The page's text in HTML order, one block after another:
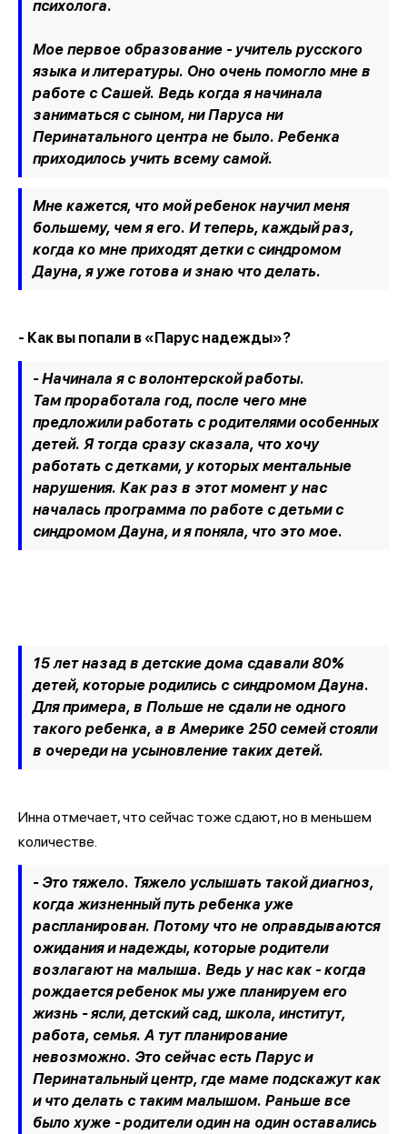
психолога.
Мое первое образование - учитель русского
языка и литературы. Оно очень помогло мне в
работе с Сашей. Ведь когда я начинала
заниматься с сыном, ни Паруса ни
Перинатального центра не было. Ребенка
приходилось учить всему самой.
Мне кажется, что мой ребенок научил меня
большему, чем я его. И теперь, каждый раз,
когда ко мне приходят детки с синдромом
Дауна, я уже готова и знаю что делать.
- Как вы попали в «Парус надежды»?
- Начинала я с волонтерской работы.
Там проработала год, после чего мне
предложили работать с родителями особенных
детей. Я тогда сразу сказала, что хочу
работать с детками, у которых ментальные
нарушения. Как раз в этот момент у нас
началась программа по работе с детьми с
синдромом Дауна, и я поняла, что это мое.
15 лет назад в детские дома сдавали 80%
детей, которые родились с синдромом Дауна.
Для примера, в Польше не сдали не одного
такого ребенка, а в Америке 250 семей стояли
в очереди на усыновление таких детей.
Инна отмечает, что сейчас тоже сдают, но в меньшем
количестве.
- Это тяжело. Тяжело услышать такой диагноз,
когда жизненный путь ребенка уже
распланирован. Потому что не оправдываются
ожидания и надежды, которые родители
возлагают на малыша. Ведь у нас как - когда
рождается ребенок мы уже планируем его
жизнь - ясли, детский сад, школа, институт,
работа, семья. А тут планирование
невозможно. Это сейчас есть Парус и
Перинатальный центр, где маме подскажут как
и что делать с таким малышом. Раньше все
было хуже - родители один на один оставались